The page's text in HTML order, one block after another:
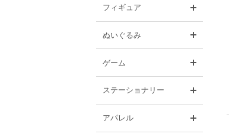
フィギュア
ぬいぐるみ
ゲーム
ステーショナリー
アパレル